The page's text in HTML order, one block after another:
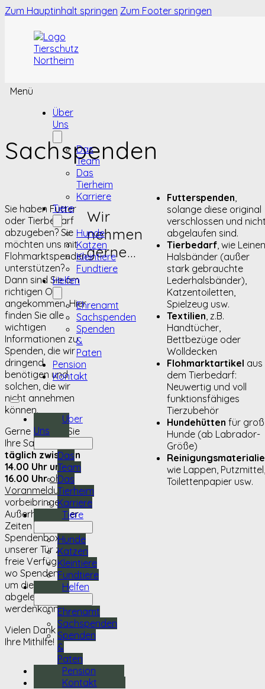
Zum Hauptinhalt springen Zum Footer springen
Menü
Über
Uns
Das
Team
Das
Tierheim
Karriere
Tiere
Hunde
Katzen
Kleintiere
Fundtiere
Helfen
Ehrenamt
Sachspenden
Spenden
&
Paten
Pension
Kontakt
Über
Uns
Das
Team
Das
Tierheim
Karriere
Tiere
Hunde
Katzen
Kleintiere
Fundtiere
Helfen
Ehrenamt
Sachspenden
Spenden
&
Paten
Pension
Kontakt
Sachspenden
Sie haben Futter
oder Tierbedarf
abzugeben? Sie
möchten uns mit
Flohmarktspenden
unterstützen?
Dann sind Sie am
richtigen Ort
angekommen. Hier
finden Sie alle
wichtigen
Informationen zu
Spenden, die wir
dringend
benötigen und
solchen, die wir
nicht annehmen
können.
Gerne können Sie
Ihre Sachspenden
täglich zwischen
14.00 Uhr und
16.00 Uhr ohne
Voranmeldung
vorbeibringen.
Außerhalb dieser
Zeiten steht eine
Spendenbox vor
unserer Tür zur
freie Verfügung,
wo Spenden rund
um die Uhr
abgelegt
werdenkönnen.
Vielen Dank für
Ihre Mithilfe!
Wir
nehmen
gerne...
Futterspenden,
solange diese original
verschlossen und
abgelaufen sind.
Tierbedarf, wie
Halsbänder (außer
stark gebrauchte
Lederhalsbänder),
Katzentoiletten,
Spielzeug usw.
Textilien, z.B.
Handtücher,
Bettbezüge oder
Wolldecken
Flohmarktartikel aus
dem Tierbedarf:
Neuwertig und voll
funktionsfähiges
Tierzubehör
Hundehütten für
Hunde (ab Labrador-
Größe)
wie Lappen, Putzmittel,
Toilettenpapier usw.